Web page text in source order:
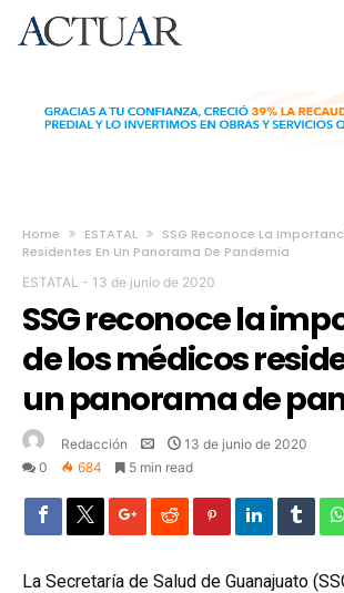
Home ESTATAL
SSG Reconoce La
Residentes En Un Panorama De Pandemia
ESTATAL - 13 de junio de 2020
SSG reconoce la
de los médicos
un panorama de
Redacción
13 de junio de 2020
0
684 5 min read
La Secretaría de Salud de Guanajuato